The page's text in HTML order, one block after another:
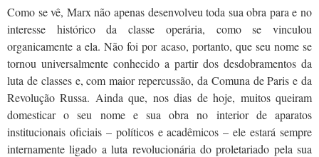
Como se vê, Marx não apenas desenvolveu toda sua obra para e no
interesse histórico da classe operária, como se vinculou
organicamente a ela. Não foi por acaso, portanto, que seu nome se
tornou universalmente conhecido a partir dos desdobramentos da
luta de classes e, com maior repercussão, da Comuna de Paris e da
Revolução Russa. Ainda que, nos dias de hoje, muitos queiram
domesticar o seu nome e sua obra no interior de aparatos
institucionais oficiais – políticos e acadêmicos – ele estará sempre
internamente ligado a luta revolucionária do proletariado pela sua